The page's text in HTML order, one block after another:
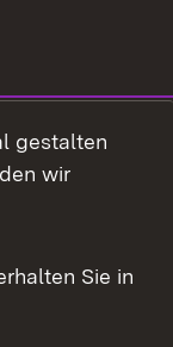
gestalten
wir
Sie in